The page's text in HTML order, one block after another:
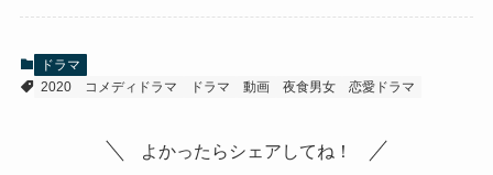
ドラマ
2020
コメディドラマ ドラマ 動画 夜食男女 恋愛ドラマ
よかったらシェアしてね！